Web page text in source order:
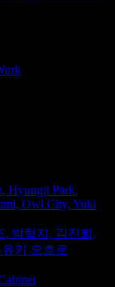
Hyungji Park,
Owl City, Yuki
, 박형지, 김진희,
키 오흐로